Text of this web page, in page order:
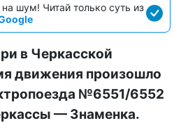
шум! Читай только суть из
в Черкасской
движения произошло
№6551/6552
— Знаменка.